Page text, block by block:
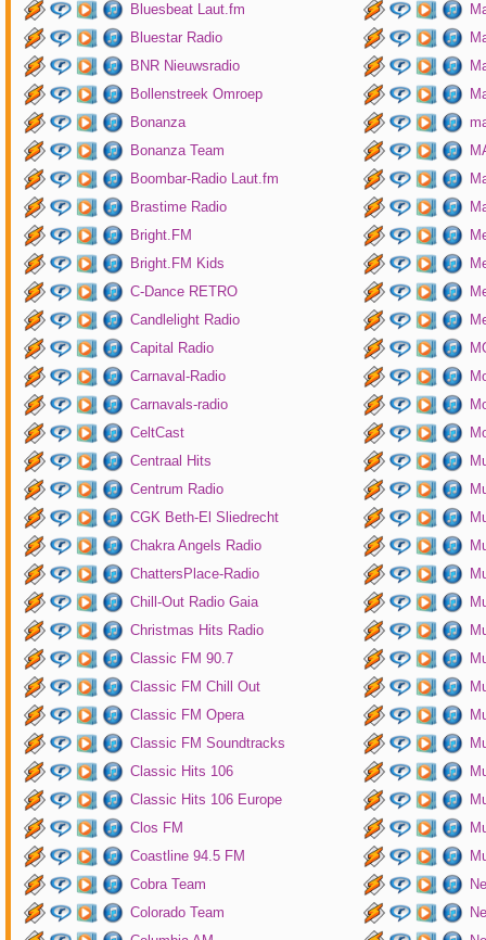
Bluesbeat Laut.fm
Bluestar Radio
BNR Nieuwsradio
Bollenstreek Omroep
Bonanza
Bonanza Team
Boombar-Radio Laut.fm
Brastime Radio
Bright.FM
Bright.FM Kids
C-Dance RETRO
Candlelight Radio
Capital Radio
Carnaval-Radio
Carnavals-radio
CeltCast
Centraal Hits
Centrum Radio
CGK Beth-El Sliedrecht
Chakra Angels Radio
ChattersPlace-Radio
Chill-Out Radio Gaia
Christmas Hits Radio
Classic FM 90.7
Classic FM Chill Out
Classic FM Opera
Classic FM Soundtracks
Classic Hits 106
Classic Hits 106 Europe
Clos FM
Coastline 94.5 FM
Cobra Team
Colorado Team